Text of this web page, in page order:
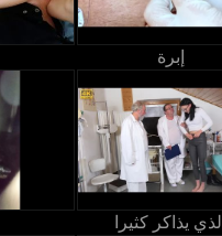
إبرة
الذي يذاكر كثيرا